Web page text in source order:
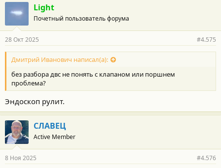
Light
Почетный пользователь форума
28 Окт 2025 #4.575
Дмитрий Иванович написал(а):
без разбора двс не понять с клапаном или поршнем
проблема?
Эндоскоп рулит.
СЛАВЕЦ
Active Member
8 Ноя 2025 #4.576